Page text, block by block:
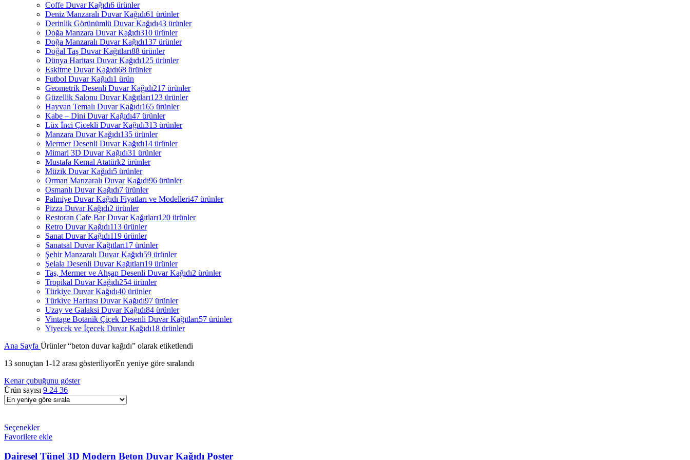
Coffe Duvar Kağıdı6 ürünler
Deniz Manzaralı Duvar Kağıdı61 ürünler
Derinlik Görünümlü Duvar Kağıdı43 ürünler
Doğa Manzara Duvar Kağıdı310 ürünler
Doğa Manzaralı Duvar Kağıdı137 ürünler
Doğal Taş Duvar Kağıtları88 ürünler
Dünya Haritası Duvar Kağıdı125 ürünler
Eskitme Duvar Kağıdı68 ürünler
Futbol Duvar Kağıdı1 ürün
Geometrik Desenli Duvar Kağıdı217 ürünler
Güzellik Salonu Duvar Kağıtları123 ürünler
Hayvan Temalı Duvar Kağıdı165 ürünler
Kabe – Dini Duvar Kağıdı47 ürünler
Lüx İnci Çicekli Duvar Kağıdı313 ürünler
Manzara Duvar Kağıdı135 ürünler
Mermer Desenli Duvar Kağıdı14 ürünler
Mimari 3D Duvar Kağıdı31 ürünler
Mustafa Kemal Atatürk2 ürünler
Müzik Duvar Kağıdı5 ürünler
Orman Manzaralı Duvar Kağıdı96 ürünler
Osmanlı Duvar Kağıdı7 ürünler
Palmiye Duvar Kağıdı Fiyatları ve Modelleri47 ürünler
Pizza Duvar Kağıdı2 ürünler
Restoran Cafe Bar Duvar Kağıtları120 ürünler
Retro Duvar Kağıdı113 ürünler
Sanat Duvar Kağıdı119 ürünler
Sanatsal Duvar Kağıtları17 ürünler
Şehir Manzaralı Duvar Kağıdı59 ürünler
Şelala Desenli Duvar Kağıtları19 ürünler
Taş, Mermer ve Ahşap Desenli Duvar Kağıdı2 ürünler
Tropikal Duvar Kağıdı254 ürünler
Türkiye Duvar Kağıdı40 ürünler
Türkiye Haritası Duvar Kağıdı97 ürünler
Uzay ve Galaksi Duvar Kağıdı84 ürünler
Vintage Botanik Çiçek Desenli Duvar Kağıtları57 ürünler
Yiyecek ve İçecek Duvar Kağıdı18 ürünler
Ana Sayfa Ürünler “beton duvar kağıdı” olarak etiketlendi
13 sonuçtan 1-12 arası gösteriliyorEn yeniye göre sıralandı
Kenar çubuğunu göster
Ürün sayısı 9 24 36
Seçenekler
Favorilere ekle
Dairesel Tünel 3D Modern Beton Duvar Kağıdı Poster